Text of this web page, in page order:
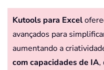
Kutools para Excel
avançados para
aumentando a
com capacidades de IA,